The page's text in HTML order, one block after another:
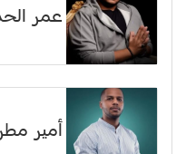
عمر
أمير مطر